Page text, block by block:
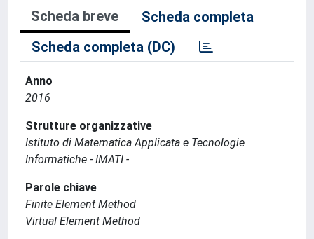
Scheda breve
Scheda completa
Scheda completa (DC)
Anno
2016
Strutture organizzative
Istituto di Matematica Applicata e Tecnologie
Informatiche - IMATI -
Parole chiave
Finite Element Method
Virtual Element Method